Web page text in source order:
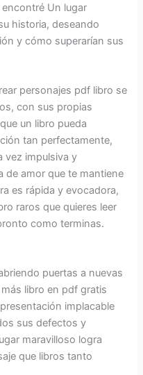
Un lugar
historia, deseando
y cómo superarían sus
personajes pdf libro se
con sus propias
un libro pueda
tan perfectamente,
vez impulsiva y
de amor que te mantiene
es rápida y evocadora,
raros que quieres leer
como terminas.
puertas a nuevas
libro en pdf gratis
implacable
sus defectos y
maravilloso logra
que libros tanto